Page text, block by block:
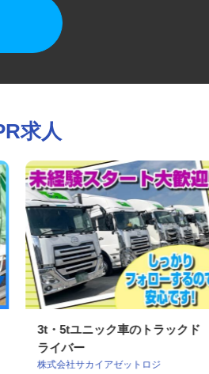
求人
3t・5tユニック車のトラックド
ライバー